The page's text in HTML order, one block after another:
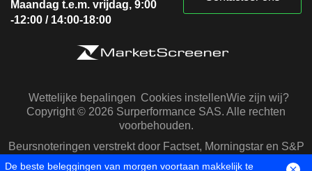
Maandag t.e.m. vrijdag, 9:00
-12:00 / 14:00-18:00
Wettelijke bepalingen Cookies instellenWie zijn wij?
Copyright © 2026 Surperformance SAS. Alle rechten
voorbehouden.
Beursnoteringen verstrekt door Factset, Morningstar en S&P
De beste beleggingen van morgen voortaan makkelijk te